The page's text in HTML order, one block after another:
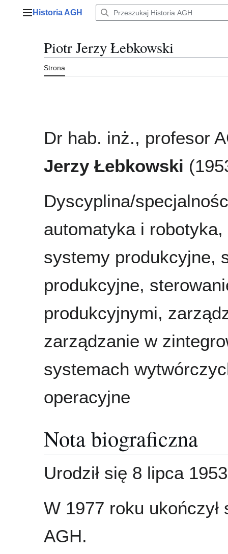
Menu główne
Historia AGH
Piotr Jerzy Łebkowski
Strona
Dr hab. inż., profesor
Jerzy Łebkowski
Dyscyplina/
automatyka i
systemy produkcyjne,
produkcyjne,
produkcyjnymi,
zarządzanie w
systemach
operacyjne
Nota biograficzna
Urodził się 8 lipca
W 1977 roku ukończył
AGH.